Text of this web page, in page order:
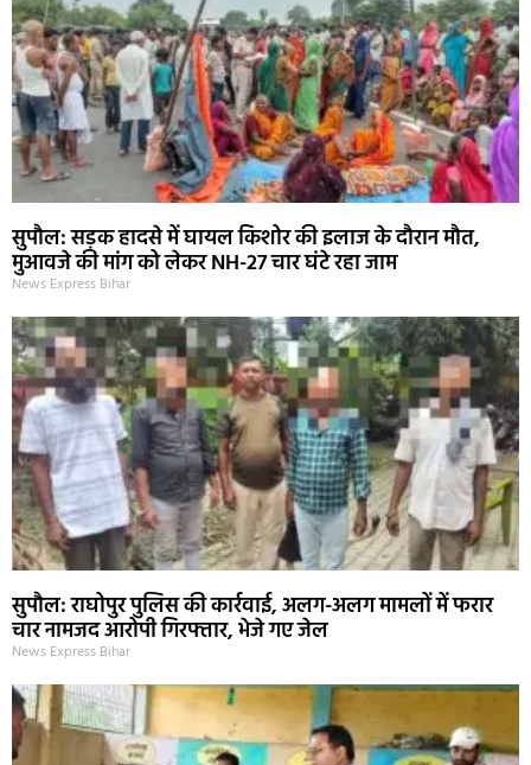
सुपौल: सड़क हादसे में घायल किशोर की इलाज के दौरान मौत,
मुआवजे की मांग को लेकर NH-27 चार घंटे रहा जाम
News Express Bihar
सुपौल: राघोपुर पुलिस की कार्रवाई, अलग-अलग मामलों में फरार
चार नामजद आरोपी गिरफ्तार, भेजे गए जेल
News Express Bihar